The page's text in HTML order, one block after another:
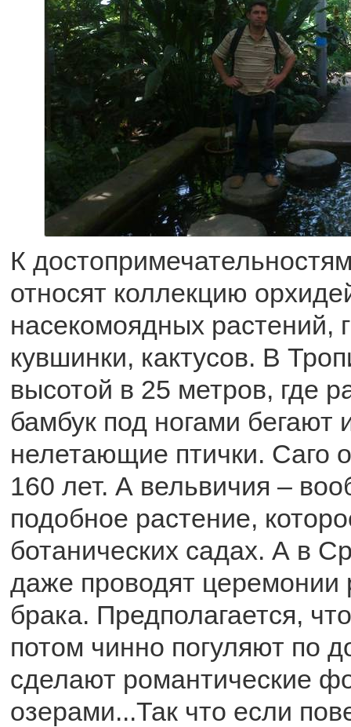
К
относят коллекцию
насекомоядных растений,
кувшинки, кактусов. В
высотой в 25 метров, где
бамбук под ногами бегают
нелетающие птички. Саго
160 лет. А вельвичия –
подобное растение,
ботанических садах. А в
даже проводят церемонии
брака. Предполагается,
потом чинно погуляют по
сделают романтические
озерами...Так что если